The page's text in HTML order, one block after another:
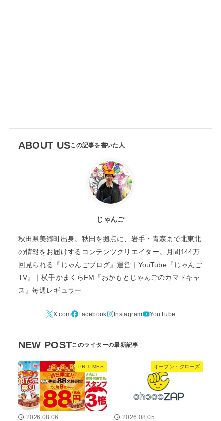
ABOUT US
じゃんご
秋田県美郷町出身。秋田を拠点に、岩手・青森まで北東北
の情報をお届けするコンテンツクリエイター。月間144万
回見られる『じゃんごブログ』運営｜YouTube『じゃんご
TV』｜横手かまくらFM『おかもとじゃんごのカマドキャ
ス』毎週レギュラー
NEW POST
PR TIMES
2026.08.06
オープン・クローズ
2026.08.05